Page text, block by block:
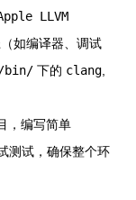
LLVM
如编译器、调试
bin/ 下的 clang
，编写简单
测试，确保整个环